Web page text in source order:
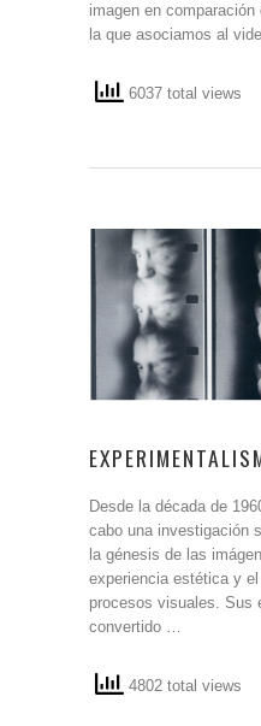
imagen en
la que asociamos al
6037 total views
Desde la década de
cabo una investigación
la génesis de las
experiencia estética y
procesos visuales. Sus
convertido …
4802 total views